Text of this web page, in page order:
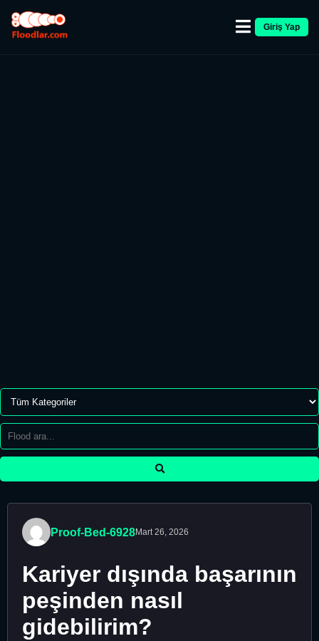
Giriş Yap
Proof-Bed-6928Mart 26, 2026
Kariyer dışında başarının
peşinden nasıl
gidebilirim?